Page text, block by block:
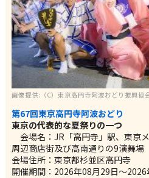
画像提供:（C）東京高円寺阿波おどり振興協
第67回東京高円寺阿波おどり
東京の代表的な夏祭りの一つ
会場名：JR「高円寺」駅、東京
周辺商店街及び高南通りの9演舞場
会場住所：東京都杉並区高円寺
開催期間：2026年08月29日～2026